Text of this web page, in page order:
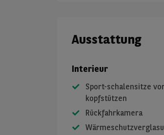
Ausstattung
Interieur
Sport-schalensitze
kopfstützen
Rückfahrkamera